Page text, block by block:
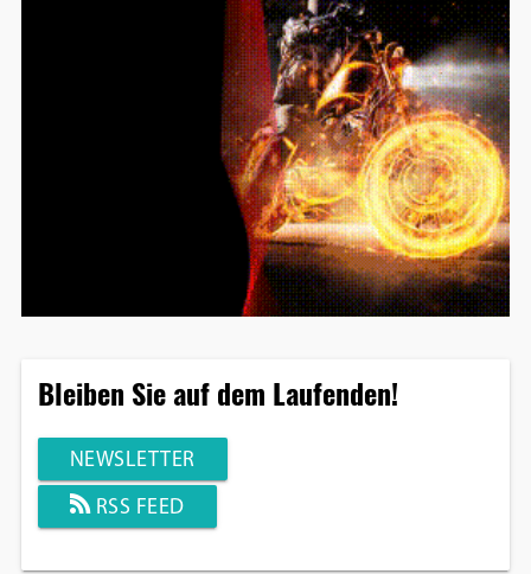
Bleiben Sie auf dem Laufenden!
NEWSLETTER
RSS FEED